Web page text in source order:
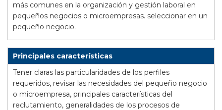
más comunes en la organización y gestión laboral en
pequeños negocios o microempresas. seleccionar en un
pequeño negocio.
Principales características
Tener claras las particularidades de los perfiles
requeridos, revisar las necesidades del pequeño negocio
o microempresa, principales características del
reclutamiento, generalidades de los procesos de